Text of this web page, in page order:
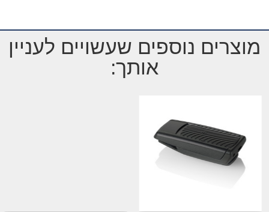
מוצרים נוספים שעשויים לעניין
אותך: